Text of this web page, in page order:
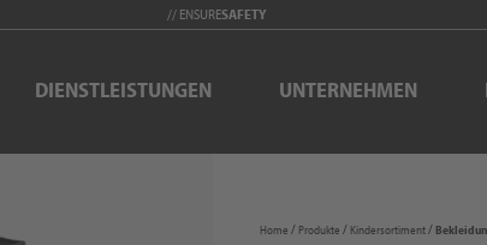
// ENSURESAFETY
DIENSTLEISTUNGEN UNTERNEHMEN
Home Produkte Kindersortiment